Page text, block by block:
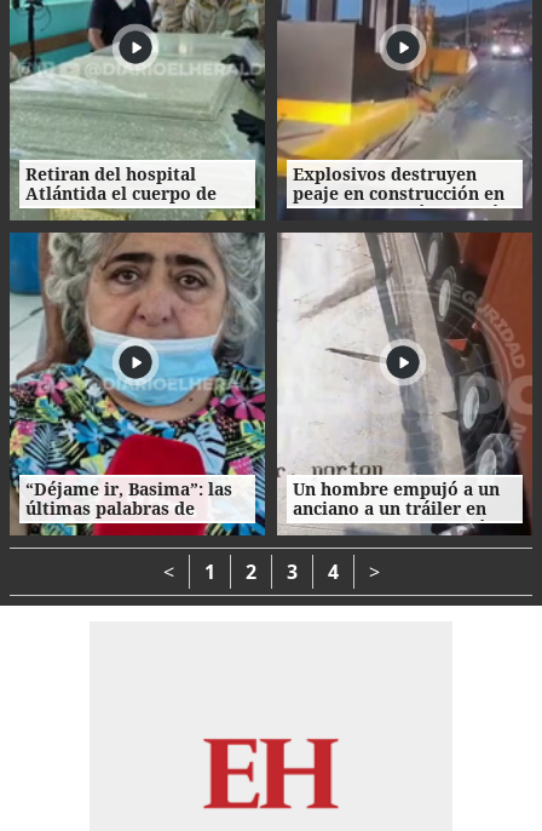
Retiran del hospital
Atlántida el cuerpo de
Nasser Hilsaca
Explosivos destruyen
peaje en construcción en
Colombia un día después
de la investidura de De la
Espriella
“Déjame ir, Basima”: las
últimas palabras de
Nasser Hilsaca antes de
morir
Un hombre empujó a un
anciano a un tráiler en
movimiento y le causó la
muerte
< 1 2 3 4 >